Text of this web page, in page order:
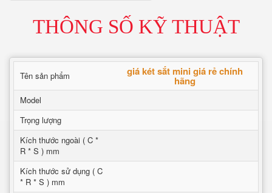
THÔNG SỐ KỸ THUẬT
Tên sản phẩm giá két sắt mini giá rẻ chính
hãng
Model
Trọng lượng
Kích thước ngoài ( C *
R * S ) mm
Kích thước sử dụng ( C
* R * S ) mm